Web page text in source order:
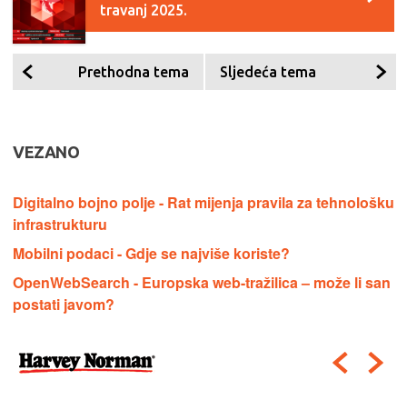
travanj 2025.
Prethodna tema Sljedeća tema
VEZANO
Digitalno bojno polje - Rat mijenja pravila za tehnološku
infrastrukturu
Mobilni podaci - Gdje se najviše koriste?
OpenWebSearch - Europska web-tražilica – može li san
postati javom?